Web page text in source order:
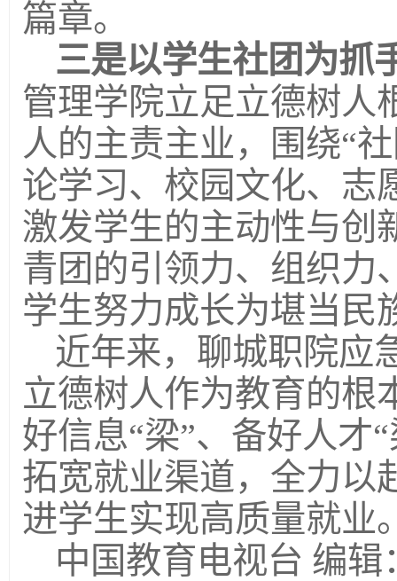
篇章。
三是以学生社团为抓
管理学院立足立德树人
人的主责主业，围绕“
论学习、校园文化、志
激发学生的主动性与创
青团的引领力、组织力
学生努力成长为堪当民
近年来，聊城职院应
立德树人作为教育的根
好信息“梁”、备好人才
拓宽就业渠道，全力以
进学生实现高质量就业
中国教育电视台 编辑